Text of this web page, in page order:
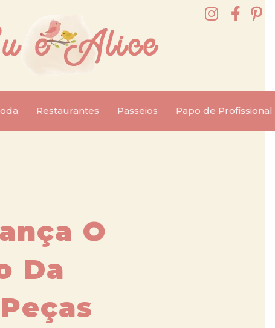
Restaurantes Passeios Papo de Profissional
O
Da